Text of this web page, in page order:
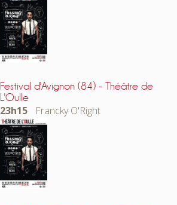
Festival d'Avignon (84) - Théâtre de
L'Oulle
23h15 Francky O'Right